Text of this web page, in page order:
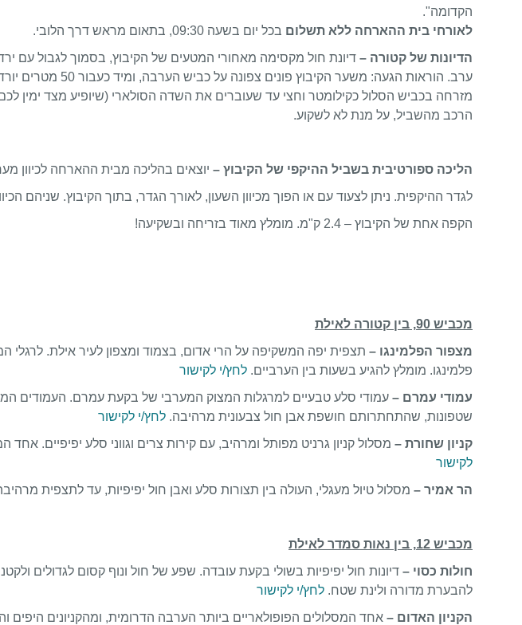
הקדומה".
לאורחי בית ההארחה ללא תשלום בכל יום בשעה 09:30, בתאום מראש דרך הלובי.
הדיונות של קטורה – דיונת חול מקסימה מאחורי המטעים של הקיבוץ, בסמוך לגבול עם
ערב. הוראות הגעה: משער
מזרחה בכביש הסלול כקילומטר וחצי עד שעוברים את השדה הסולארי (שיופיע מצד ימין
הרכב מהשביל, על מנת לא לשקוע.
הליכה ספורטיבית בשביל ההיקפי של הקיבוץ – יוצאים בהליכה מבית ההארחה לכיוון
לגדר ההיקפית. ניתן לצעוד עם או הפוך מכיוון השעון, לאורך הגדר, בתוך הקיבוץ. שניהם
הקפה אחת של הקיבוץ – 2.4 ק"מ. מומלץ מאוד בזריחה ובשקיעה!
מכביש 90, בין קטורה לאילת
מצפור הפלמינגו – תצפית יפה המשקיפה על הרי אדום, בצמוד ומצפון לעיר אילת. לרגלי
פלמינגו. מומלץ להגיע בשעות בין הערביים. לחץ/י לקישור
עמודי עמרם – עמודי סלע טבעיים למרגלות המצוק המערבי של בקעת עמרם. העמודים
שטפונות, שהתחתרותם חושפת אבן חול צבעונית מרהיבה. לחץ/י לקישור
קניון שחורת – מסלול קניון גרניט מפותל ומרהיב, עם קירות צרים וגווני סלע יפיפיים. אחד
לקישור
הר אמיר – מסלול טיול מעגלי, העולה בין תצורות סלע ואבן חול יפיפיות, עד לתצפית
מכביש 12, בין נאות סמדר לאילת
חולות כסוי – דיונות חול יפיפיות בשולי בקעת עובדה. שפע של חול ונוף קסום לגדולים
להבערת מדורה ולינת שטח. לחץ/י לקישור
הקניון האדום – אחד המסלולים הפופולאריים ביותר הערבה הדרומית, ומהקניונים היפים